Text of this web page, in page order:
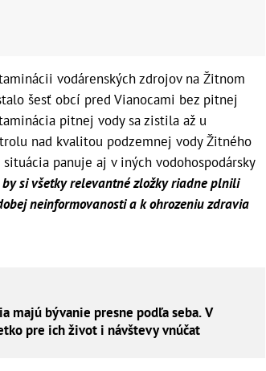
vodárenských zdrojov na Žitnom
šesť obcí pred Vianocami bez pitnej
pitnej vody sa zistila až u
nad kvalitou podzemnej vody Žitného
panuje aj v iných vodohospodársky
by si všetky relevantné zložky riadne plnili
neinformovanosti a k ohrozeniu zdravia
majú bývanie presne podľa seba. V
pre ich život i návštevy vnúčat